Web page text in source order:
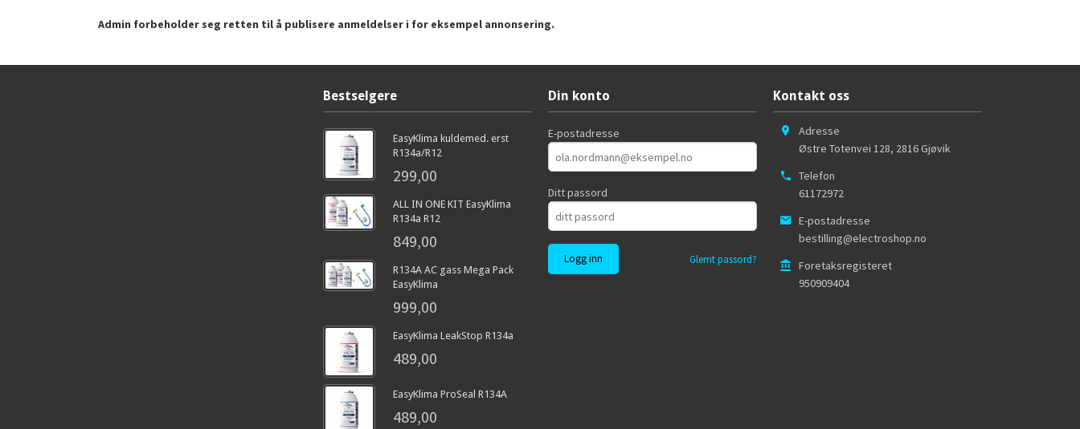
Admin forbeholder seg retten til å publisere anmeldelser i for eksempel annonsering.
Bestselgere
EasyKlima kuldemed. erst
R134a/R12
299,00
ALL IN ONE KIT EasyKlima
R134a R12
849,00
R134A AC gass Mega Pack
EasyKlima
999,00
EasyKlima LeakStop R134a
489,00
EasyKlima ProSeal R134A
489,00
Din konto
E-postadresse
Ditt passord
Glemt passord?
Kontakt oss
Adresse
Østre Totenvei 128, 2816Gjøvik
Telefon
61172972
E-postadresse
bestilling@electroshop.no
Foretaksregisteret
950909404